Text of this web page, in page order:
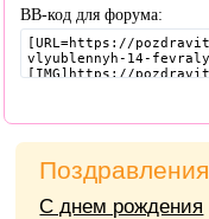
BB-код для форума:
Поздравления
С днем рождения